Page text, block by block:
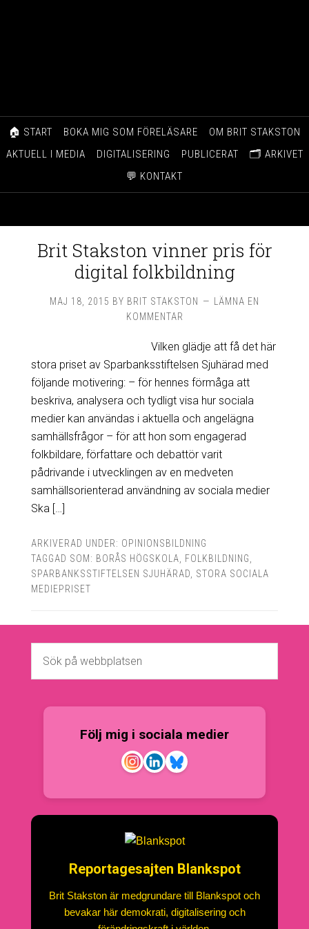
🏠 START BOKA MIG SOM FÖRELÄSARE
OM BRIT STAKSTON
AKTUELL I MEDIA
DIGITALISERING PUBLICERAT
🗂️ ARKIVET
💬 KONTAKT
Brit Stakston vinner pris för
digital folkbildning
MAJ 18, 2015 BY BRIT STAKSTON
LÄMNA EN
KOMMENTAR
Vilken glädje att få det här
stora priset av Sparbanksstiftelsen Sjuhärad med
följande motivering: – för hennes förmåga att
beskriva, analysera och tydligt visa hur sociala
medier kan användas i aktuella och angelägna
samhällsfrågor – för att hon som engagerad
folkbildare, författare och debattör varit
pådrivande i utvecklingen av en medveten
samhällsorienterad användning av sociala medier
Ska […]
ARKIVERAD UNDER: OPINIONSBILDNING
TAGGAD SOM: BORÅS HÖGSKOLA FOLKBILDNING
SPARBANKSSTIFTELSEN SJUHÄRAD
STORA SOCIALA
MEDIEPRISET
Följ mig i sociala medier
Reportagesajten Blankspot
Brit Stakston är medgrundare till Blankspot och
bevakar här demokrati, digitalisering och